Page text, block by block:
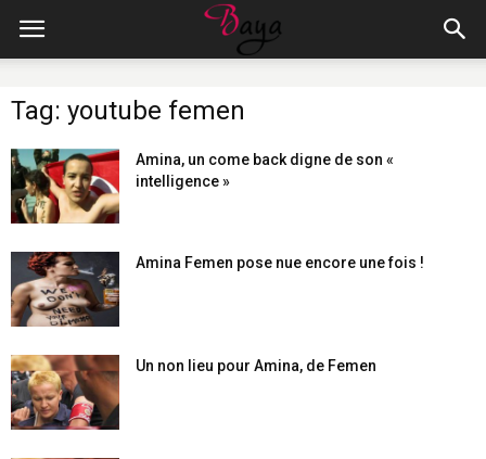
Tag: youtube femen
Amina, un come back digne de son «
intelligence »
Amina Femen pose nue encore une fois !
Un non lieu pour Amina, de Femen